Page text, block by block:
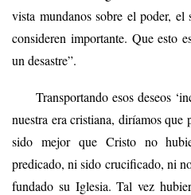
vista mundanos sobre el poder,
consideren importante. Que esto
un desastre”.
Transportando esos deseos
nuestra era cristiana, diríamos que
sido mejor que Cristo no
predicado, ni sido crucificado, ni
fundado su Iglesia. Tal vez